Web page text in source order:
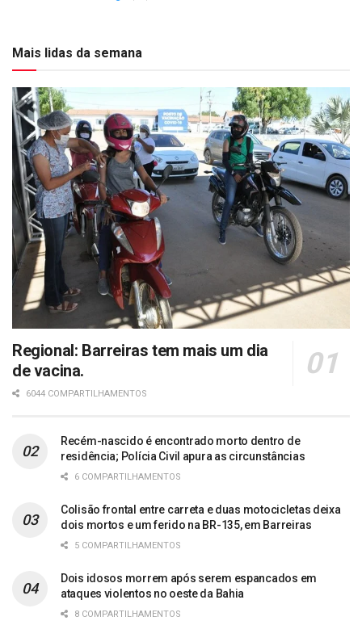
Mais lidas da semana
Regional: Barreiras tem mais um dia
de vacina.
6044 COMPARTILHAMENTOS
Recém-nascido é encontrado morto dentro de
residência; Polícia Civil apura as circunstâncias
6 COMPARTILHAMENTOS
Colisão frontal entre carreta e duas motocicletas deixa
dois mortos e um ferido na BR-135, em Barreiras
5 COMPARTILHAMENTOS
Dois idosos morrem após serem espancados em
ataques violentos no oeste da Bahia
8 COMPARTILHAMENTOS